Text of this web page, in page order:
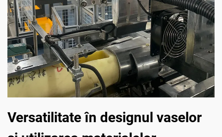
Versatilitate în designul vaselor